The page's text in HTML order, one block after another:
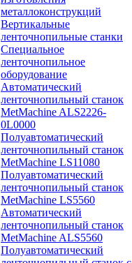
металлоконструкций
Вертикальные
ленточнопильные станки
Специальное
ленточнопильное
оборудование
Автоматический
ленточнопильный станок
MetMachine ALS2226-
0L0000
Полуавтоматический
ленточнопильный станок
MetMachine LS11080
Полуавтоматический
ленточнопильный станок
MetMachine LS5560
Автоматический
ленточнопильный станок
MetMachine ALS5560
Полуавтоматический